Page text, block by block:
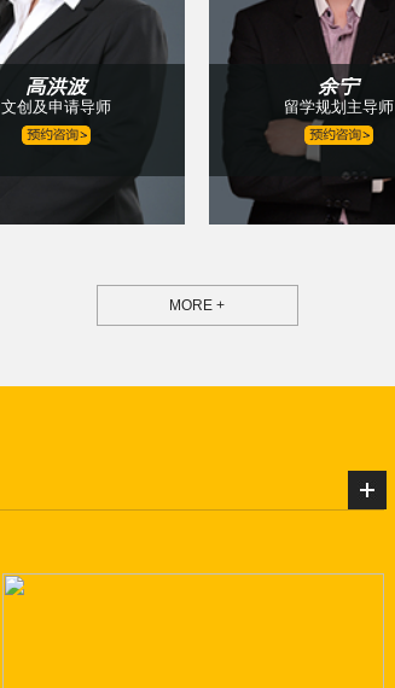
高洪波
文创及申请导师
余宁
留学规划主导师
MORE +